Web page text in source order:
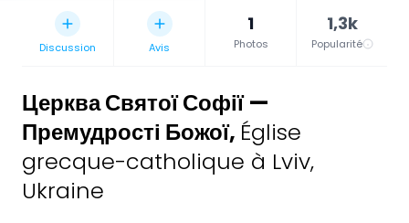
Discussion Avis
1
Photos
1,3k
Popularité
Церква Святої Софії —
Премудрості Божої, Église
grecque-catholique à Lviv,
Ukraine